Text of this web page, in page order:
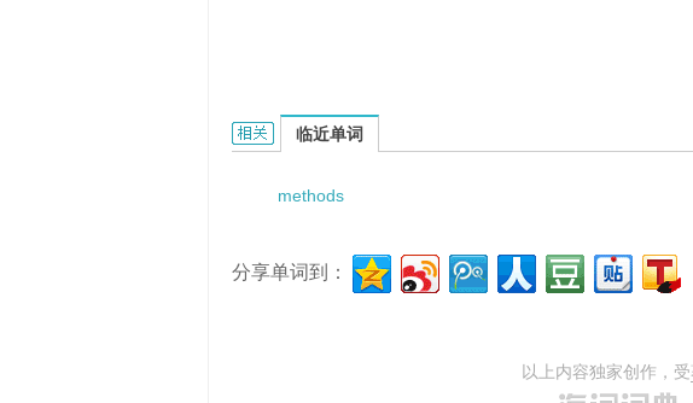
methods for bile pigments的相关资料：
临近单词
methods
分享单词到：
以上内容独家创作，受